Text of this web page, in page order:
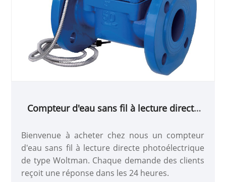
Compteur d'eau sans fil à lecture directe
Bienvenue à acheter chez nous un compteur
d'eau sans fil à lecture directe photoélectrique
de type Woltman. Chaque demande des clients
reçoit une réponse dans les 24 heures.